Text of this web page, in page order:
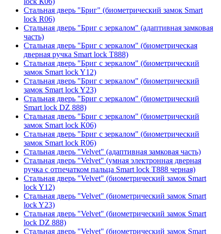
Стальная дверь "Бриг" (биометрический замок Smart
lock R06)
Стальная дверь "Бриг с зеркалом" (адаптивная замковая
часть)
Стальная дверь "Бриг с зеркалом" (биометрическая
дверная ручка Smart lock T888)
Стальная дверь "Бриг с зеркалом" (биометрический
замок Smart lock Y12)
Стальная дверь "Бриг с зеркалом" (биометрический
замок Smart lock Y23)
Стальная дверь "Бриг с зеркалом" (биометрический
Smart lock DZ 888)
Стальная дверь "Бриг с зеркалом" (биометрический
замок Smart lock К06)
Стальная дверь "Бриг с зеркалом" (биометрический
замок Smart lock R06)
Стальная дверь "Velvet" (адаптивная замковая часть)
Стальная дверь "Velvet" (умная электронная дверная
ручка с отпечатком пальца Smart lock T888 черная)
Стальная дверь "Velvet" (биометрический замок Smart
lock Y12)
Стальная дверь "Velvet" (биометрический замок Smart
lock Y23)
Стальная дверь "Velvet" (биометрический замок Smart
lock DZ 888)
Стальная дверь "Velvet" (биометрический замок Smart